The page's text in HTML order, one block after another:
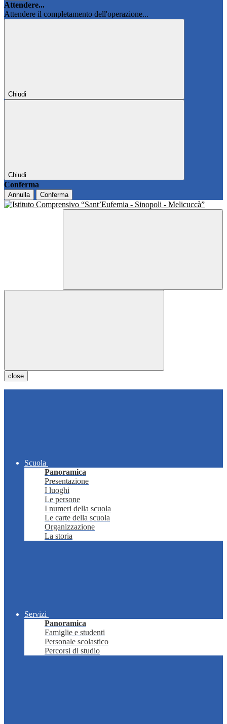
Attendere...
Attendere il completamento dell'operazione...
Chiudi
Chiudi
Conferma
Annulla Conferma
close
Scuola
Panoramica
Presentazione
I luoghi
Le persone
I numeri della scuola
Le carte della scuola
Organizzazione
La storia
Servizi
Panoramica
Famiglie e studenti
Personale scolastico
Percorsi di studio